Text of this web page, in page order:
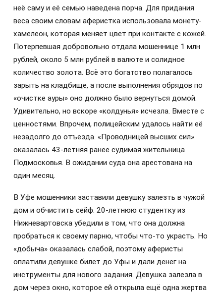
неё саму и её семью наведена порча. Для придания
веса своим словам аферистка использовала монету-
хамелеон, которая меняет цвет при контакте с кожей.
Потерпевшая добровольно отдала мошеннице 1 млн
рублей, около 5 млн рублей в валюте и солидное
количество золота. Всё это богатство полагалось
зарыть на кладбище, а после выполнения обрядов по
«очистке ауры» оно должно было вернуться домой.
Удивительно, но вскоре «колдунья» исчезла. Вместе с
ценностями. Впрочем, полицейским удалось найти её
незадолго до отъезда. «Проводницей высших сил»
оказалась 43-летняя ранее судимая жительница
Подмосковья. В ожидании суда она арестована на
один месяц.
В Уфе мошенники заставили девушку залезть в чужой
дом и обчистить сейф. 20-летнюю студентку из
Нижневартовска убедили в том, что она должна
пробраться к своему парню, чтобы что-то украсть. Но
«добыча» оказалась слабой, поэтому аферисты
оплатили девушке билет до Уфы и дали денег на
инструменты для нового задания. Девушка залезла в
дом через окно, которое ей открыла ещё одна жертва